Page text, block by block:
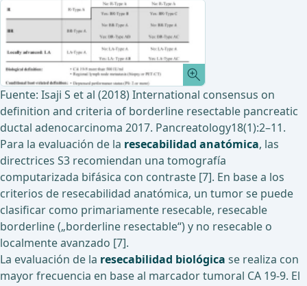
Fuente: Isaji S et al (2018) International consensus on
definition and criteria of borderline resectable pancreatic
ductal adenocarcinoma 2017. Pancreatology18(1):2–11.
Para la evaluación de la resecabilidad anatómica, las
directrices S3 recomiendan una tomografía
computarizada bifásica con contraste [7]. En base a los
criterios de resecabilidad anatómica, un tumor se puede
clasificar como primariamente resecable, resecable
borderline („borderline resectable“) y no resecable o
localmente avanzado [7].
La evaluación de la resecabilidad biológica se realiza con
mayor frecuencia en base al marcador tumoral CA 19-9. El